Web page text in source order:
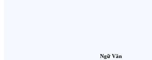
Ngữ Văn